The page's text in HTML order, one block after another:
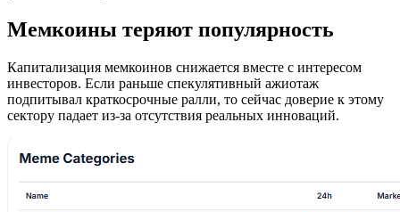
Мемкоины теряют популярность
Капитализация мемкоинов снижается вместе с интересом
инвесторов. Если раньше спекулятивный ажиотаж
подпитывал краткосрочные ралли, то сейчас доверие к этому
сектору падает из-за отсутствия реальных инноваций.